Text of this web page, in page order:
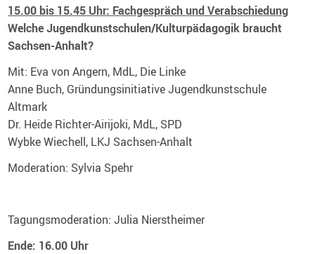
15.00 bis 15.45 Uhr: Fachgespräch und Verabschiedung
Welche Jugendkunstschulen/Kulturpädagogik braucht
Sachsen-Anhalt?
Mit: Eva von Angern, MdL, Die Linke
Anne Buch, Gründungsinitiative Jugendkunstschule
Altmark
Dr. Heide Richter-Airijoki, MdL, SPD
Wybke Wiechell, LKJ Sachsen-Anhalt
Moderation: Sylvia Spehr
Tagungsmoderation: Julia Nierstheimer
Ende: 16.00 Uhr